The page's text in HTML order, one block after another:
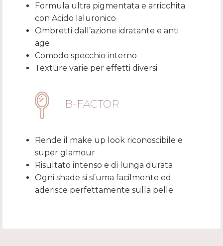
Formula ultra pigmentata e arricchita
con Acido Ialuronico
Ombretti dall’azione idratante e anti
age
Comodo specchio interno
Texture varie per effetti diversi
B-FACTOR
Rende il make up look riconoscibile e
super glamour
Risultato intenso e di lunga durata
Ogni shade si sfuma facilmente ed
aderisce perfettamente sulla pelle